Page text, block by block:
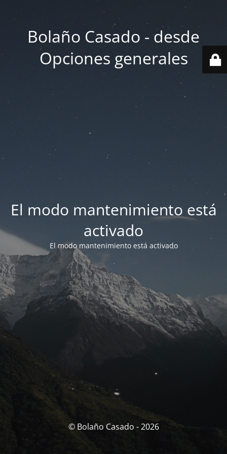
Bolaño Casado - desde
Opciones generales
El modo mantenimiento está
activado
El modo mantenimiento está activado
© Bolaño Casado - 2026